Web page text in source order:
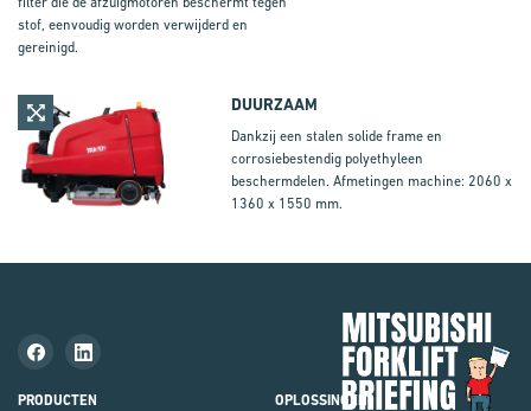
stof, eenvoudig worden verwijderd en
gereinigd.
DUURZAAM
Dankzij een stalen solide frame en
corrosiebestendig polyethyleen
beschermdelen. Afmetingen machine: 2060 x
1360 x 1550 mm.
PRODUCTEN
OPLOSSINGEN